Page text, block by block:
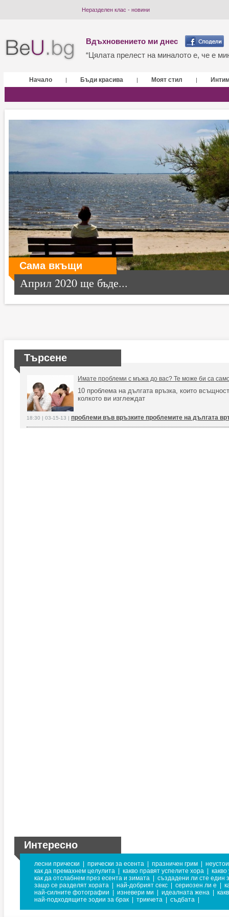
Неразделен клас - новини
Вдъхновението ми днес
“Цялата прелест на миналото е, че е
Начало | Бъди красива | Моят стил |
Сама вкъщи
Април 2020 ще бъде...
Търсене
Имате проблеми с мъжа до вас? Те може би са само
10 проблема на дългата връзка, които
колкото ви изглеждат
18:30 | 03-15-13 | проблеми във връзките проблемите на дългата
Интересно
лесни прически прически за есента празничен грим
как да премахнем целулита
какво правят успелите хора
как да отслабнем през есента и зимата
създадени ли сте един
защо се разделят хората
най-добрият секс сериозен ли е
най-силните фотографии
изневери ми идеалната жена
най-подходящите зодии за брак
трикчета съдбата